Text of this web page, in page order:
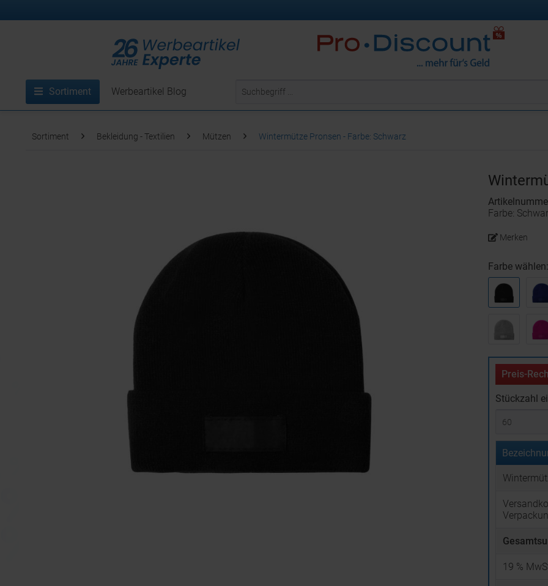
Sortiment Werbeartikel Blog
Sortiment Bekleidung - Textilien Mützen Wintermütze Pronsen - Farbe: Schwarz
Farbe:
Merken
Farbe wählen:
Preis-
Stückzahl
19 %